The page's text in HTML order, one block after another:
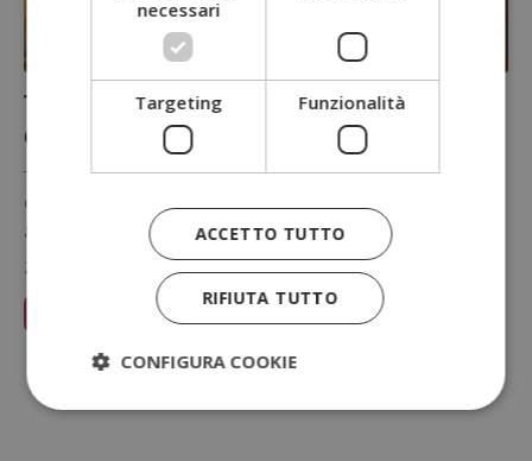
TRND: cos’è, come funziona e come
diventare tester di prodotti gratis
TRND è la community di marketing collaborativo più grande
d'Europa, attiva dal 2005. Permette a chiunque di iscriversi
gratuitamente e…
28 Ottobre 2010
necessari
Targeting Funzionalità
ACCETTO TUTTO
RIFIUTA TUTTO
CONFIGURA COOKIE